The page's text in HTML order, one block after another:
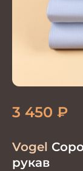
Vogel
рукав
3 450 ₽